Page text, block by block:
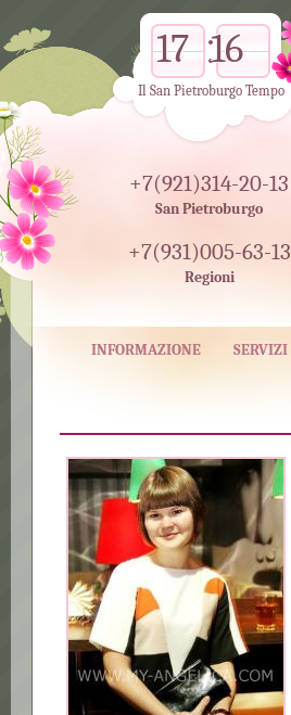
+7(921)314-20-13
San Pietroburgo
+7(931)005-63-13
Regioni
17 16
Il San Pietroburgo Tempo
INFORMAZIONE SERVIZI